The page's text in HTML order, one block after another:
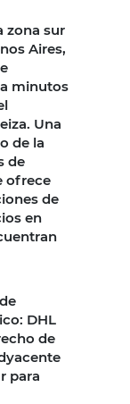
zona sur
Aires,
minutos
Una
de la
de
ofrece
de
en
DHL
de
para